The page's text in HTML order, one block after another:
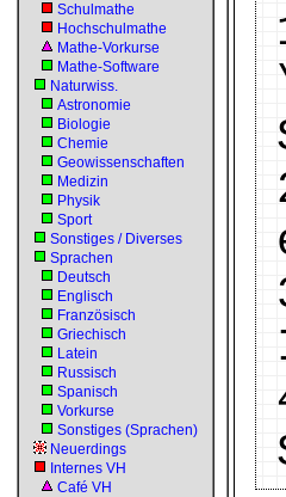
Schulmathe
Hochschulmathe
Mathe-Vorkurse
Mathe-Software
Naturwiss.
Astronomie
Biologie
Chemie
Geowissenschaften
Medizin
Physik
Sport
Sonstiges / Diverses
Sprachen
Deutsch
Englisch
Französisch
Griechisch
Latein
Russisch
Spanisch
Vorkurse
Sonstiges (Sprachen)
Neuerdings
Internes VH
Café VH